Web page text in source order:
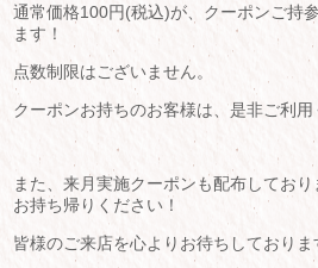
通常価格100円(税込)が、クーポンご持
ます！
点数制限はございません。
クーポンお持ちのお客様は、是非ご利用
また、来月実施クーポンも配布してお
お持ち帰りください！
皆様のご来店を心よりお待ちしており